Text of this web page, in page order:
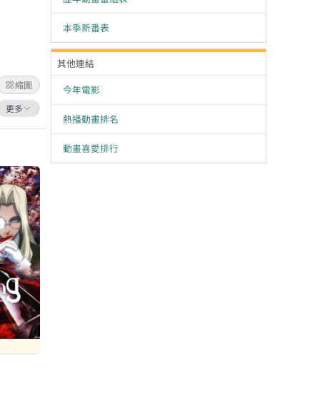
縮圖
更多
本季新番表
其他連結
今年電影
熱播動畫排名
動畫喜愛排行